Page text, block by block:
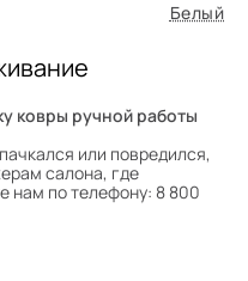
Белый
ковры ручной работы
или повредился,
салона, где
нам по телефону: 8 800